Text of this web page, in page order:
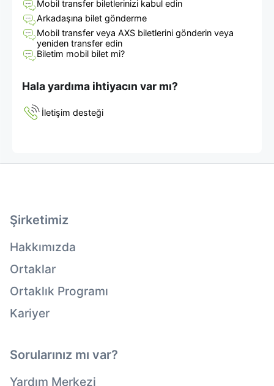
Mobil transfer biletlerinizi kabul edin
Arkadaşına bilet gönderme
Mobil transfer veya AXS biletlerini gönderin veya
yeniden transfer edin
Biletim mobil bilet mi?
Hala yardıma ihtiyacın var mı?
İletişim desteği
Şirketimiz
Hakkımızda
Ortaklar
Ortaklık Programı
Kariyer
Sorularınız mı var?
Yardım Merkezi